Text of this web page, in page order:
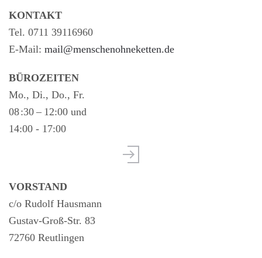
KONTAKT
Tel. 0711 39116960
E-Mail: mail@menschenohneketten.de
BÜROZEITEN
Mo., Di., Do., Fr.
08 :30 – 12:00 und
14:00 - 17:00
VORSTAND
c/o Rudolf Hausmann
Gustav-Groß-Str. 83
72760 Reutlingen